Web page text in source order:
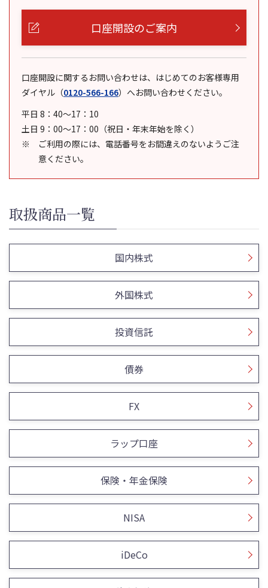
口座開設のご案内
口座開設に関するお問い合わせは、はじめてのお客様専用
ダイヤル （0120-566-166） へお問い合わせください。
平日 8：40～17：10
土日 9：00～17：00（祝日・年末年始を除く）
ご利用の際には、電話番号をお間違えのないようご注
意ください。
取扱商品一覧
国内株式
外国株式
投資信託
債券
FX
ラップ口座
保険・年金保険
NISA
iDeCo